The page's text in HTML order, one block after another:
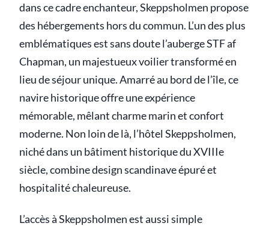
dans ce cadre enchanteur, Skeppsholmen propose
des hébergements hors du commun. L’un des plus
emblématiques est sans doute l’auberge STF af
Chapman, un majestueux voilier transformé en
lieu de séjour unique. Amarré au bord de l’île, ce
navire historique offre une expérience
mémorable, mêlant charme marin et confort
moderne. Non loin de là, l’hôtel Skeppsholmen,
niché dans un bâtiment historique du XVIIIe
siècle, combine design scandinave épuré et
hospitalité chaleureuse.
L’accès à Skeppsholmen est aussi simple